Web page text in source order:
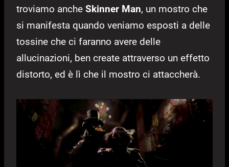
troviamo anche Skinner Man, un mostro che
si manifesta quando veniamo esposti a delle
tossine che ci faranno avere delle
allucinazioni, ben create attraverso un effetto
distorto, ed è lì che il mostro ci attaccherà.